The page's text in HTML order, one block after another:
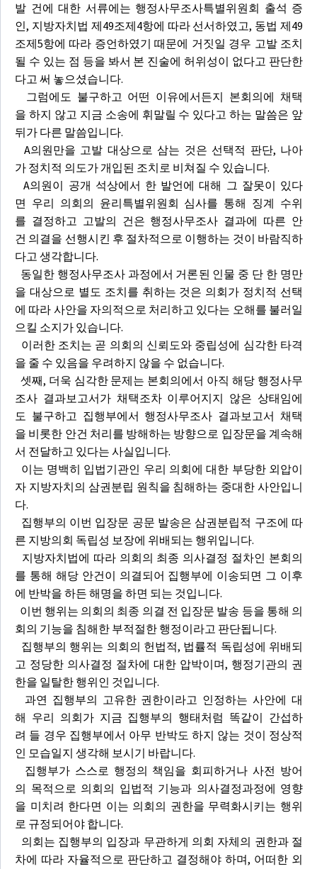
발 건에 대한 서류에는 행정사무조사특별위원회 출석 증
인, 지방자치법 제49조제4항에 따라 선서하였고, 동법 제49
조제5항에 따라 증언하였기 때문에 거짓일 경우 고발 조치
될 수 있는 점 등을 봐서 본 진술에 허위성이 없다고 판단한
다고 써 놓으셨습니다.
그럼에도 불구하고 어떤 이유에서든지 본회의에 채택
을 하지 않고 지금 소송에 휘말릴 수 있다고 하는 말씀은 앞
뒤가 다른 말씀입니다.
A의원만을 고발 대상으로 삼는 것은 선택적 판단, 나아
가 정치적 의도가 개입된 조치로 비쳐질 수 있습니다.
A의원이 공개 석상에서 한 발언에 대해 그 잘못이 있다
면 우리 의회의 윤리특별위원회 심사를 통해 징계 수위
를 결정하고 고발의 건은 행정사무조사 결과에 따른 안
건 의결을 선행시킨 후 절차적으로 이행하는 것이 바람직하
다고 생각합니다.
동일한 행정사무조사 과정에서 거론된 인물 중 단 한 명만
을 대상으로 별도 조치를 취하는 것은 의회가 정치적 선택
에 따라 사안을 자의적으로 처리하고 있다는 오해를 불러일
으킬 소지가 있습니다.
이러한 조치는 곧 의회의 신뢰도와 중립성에 심각한 타격
을 줄 수 있음을 우려하지 않을 수 없습니다.
셋째, 더욱 심각한 문제는 본회의에서 아직 해당 행정사무
조사 결과보고서가 채택조차 이루어지지 않은 상태임에
도 불구하고 집행부에서 행정사무조사 결과보고서 채택
을 비롯한 안건 처리를 방해하는 방향으로 입장문을 계속해
서 전달하고 있다는 사실입니다.
이는 명백히 입법기관인 우리 의회에 대한 부당한 외압이
자 지방자치의 삼권분립 원칙을 침해하는 중대한 사안입니
다.
집행부의 이번 입장문 공문 발송은 삼권분립적 구조에 따
른 지방의회 독립성 보장에 위배되는 행위입니다.
지방자치법에 따라 의회의 최종 의사결정 절차인 본회의
를 통해 해당 안건이 의결되어 집행부에 이송되면 그 이후
에 반박을 하든 해명을 하면 되는 것입니다.
이번 행위는 의회의 최종 의결 전 입장문 발송 등을 통해 의
회의 기능을 침해한 부적절한 행정이라고 판단됩니다.
집행부의 행위는 의회의 헌법적, 법률적 독립성에 위배되
고 정당한 의사결정 절차에 대한 압박이며, 행정기관의 권
한을 일탈한 행위인 것입니다.
과연 집행부의 고유한 권한이라고 인정하는 사안에 대
해 우리 의회가 지금 집행부의 행태처럼 똑같이 간섭하
려 들 경우 집행부에서 아무 반박도 하지 않는 것이 정상적
인 모습일지 생각해 보시기 바랍니다.
집행부가 스스로 행정의 책임을 회피하거나 사전 방어
의 목적으로 의회의 입법적 기능과 의사결정과정에 영향
을 미치려 한다면 이는 의회의 권한을 무력화시키는 행위
로 규정되어야 합니다.
의회는 집행부의 입장과 무관하게 의회 자체의 권한과 절
차에 따라 자율적으로 판단하고 결정해야 하며, 어떠한 외